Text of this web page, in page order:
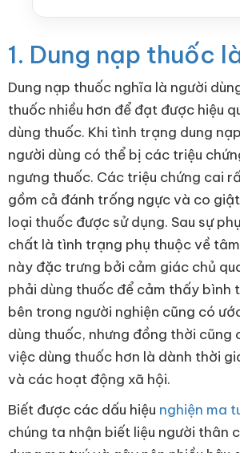
1. Dung nạp thuốc
Dung nạp thuốc nghĩa là người
thuốc nhiều hơn để đạt được hiệu
dùng thuốc. Khi tình trạng dung
người dùng có thể bị các triệu
ngưng thuốc. Các triệu chứng cai
gồm cả đánh trống ngực và co
loại thuốc được sử dụng. Sau sự
chất là tình trạng phụ thuộc về
này đặc trưng bởi cảm giác chủ
phải dùng thuốc để cảm thấy bình
bên trong người nghiện cũng có
dùng thuốc, nhưng đồng thời cũng
việc dùng thuốc hơn là dành thời
và các hoạt động xã hội.
Biết được các dấu hiệu nghiện ma
chúng ta nhận biết liệu người thân